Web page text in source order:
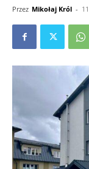
Przez Mikołaj Król -